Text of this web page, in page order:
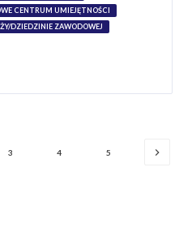
CENTRUM UMIEJĘTNOŚCI
DZIEDZINIE ZAWODOWEJ
3 4 5